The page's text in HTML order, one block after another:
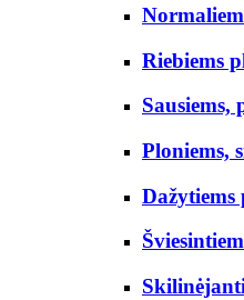
Riebiems
Sausiems,
Ploniems,
Dažytiems